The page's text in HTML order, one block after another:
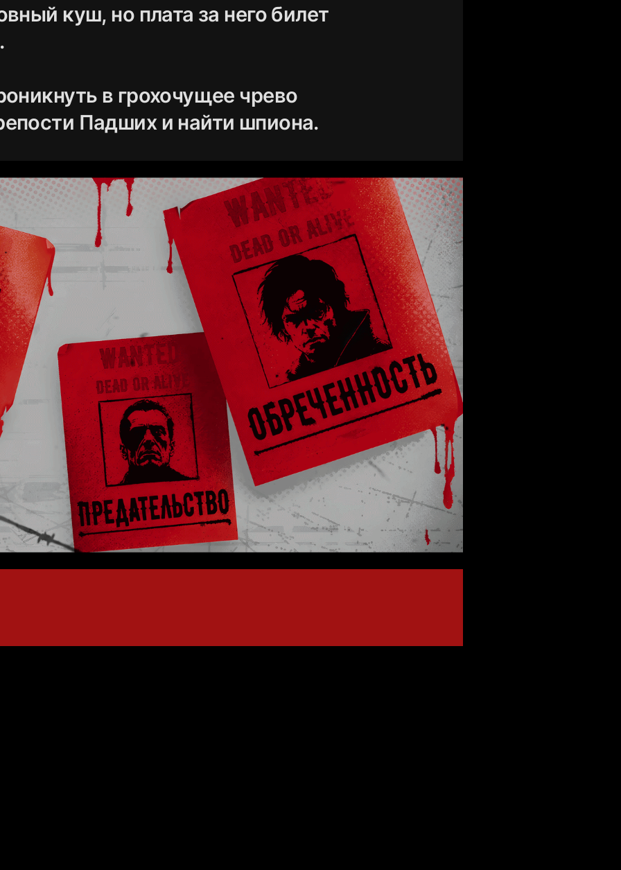
куш, но плата за него билет
в грохочущее чрево
Падших и найти шпиона.